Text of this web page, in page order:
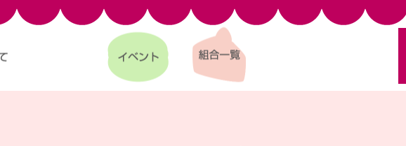
理事長挨拶 組合一覧